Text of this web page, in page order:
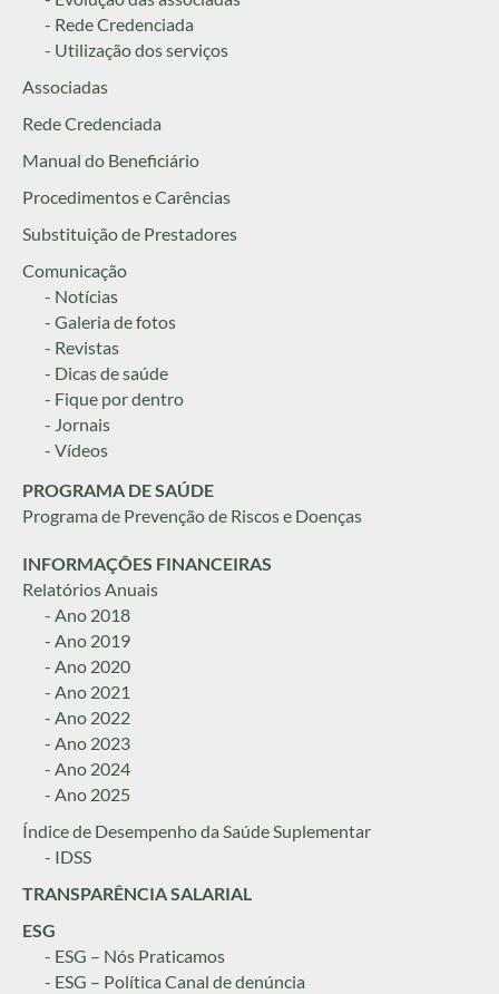
- Rede Credenciada
- Utilização dos serviços
Associadas
Rede Credenciada
Manual do Beneficiário
Procedimentos e Carências
Substituição de Prestadores
Comunicação
- Notícias
- Galeria de fotos
- Revistas
- Dicas de saúde
- Fique por dentro
- Jornais
- Vídeos
PROGRAMA DE SAÚDE
Programa de Prevenção de Riscos e Doenças
INFORMAÇÕES FINANCEIRAS
Relatórios Anuais
- Ano 2018
- Ano 2019
- Ano 2020
- Ano 2021
- Ano 2022
- Ano 2023
- Ano 2024
- Ano 2025
Índice de Desempenho da Saúde Suplementar
- IDSS
TRANSPARÊNCIA SALARIAL
ESG
- ESG – Nós Praticamos
- ESG – Política Canal de denúncia